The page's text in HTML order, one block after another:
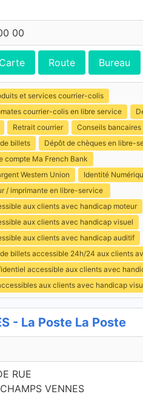
00
Route Bureau
et services courrier-colis
courrier-colis en libre service
Retrait courrier
Conseils bancaires
billets
Dépôt de chèques en libre-
compte Ma French Bank
Western Union
Identité
/ imprimante en libre-service
aux clients avec handicap moteur
aux clients avec handicap visuel
aux clients avec handicap auditif
billets accessible 24h/24 aux clients
accessible aux clients avec
aux clients avec handicap
- La Poste La Poste
RUE
VENNES